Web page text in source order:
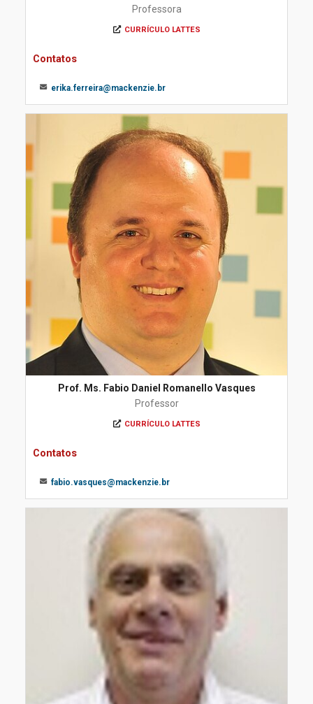
Professora
CURRÍCULO LATTES
Contatos
erika.ferreira@mackenzie.br
Prof. Ms. Fabio Daniel Romanello Vasques
Professor
CURRÍCULO LATTES
Contatos
fabio.vasques@mackenzie.br